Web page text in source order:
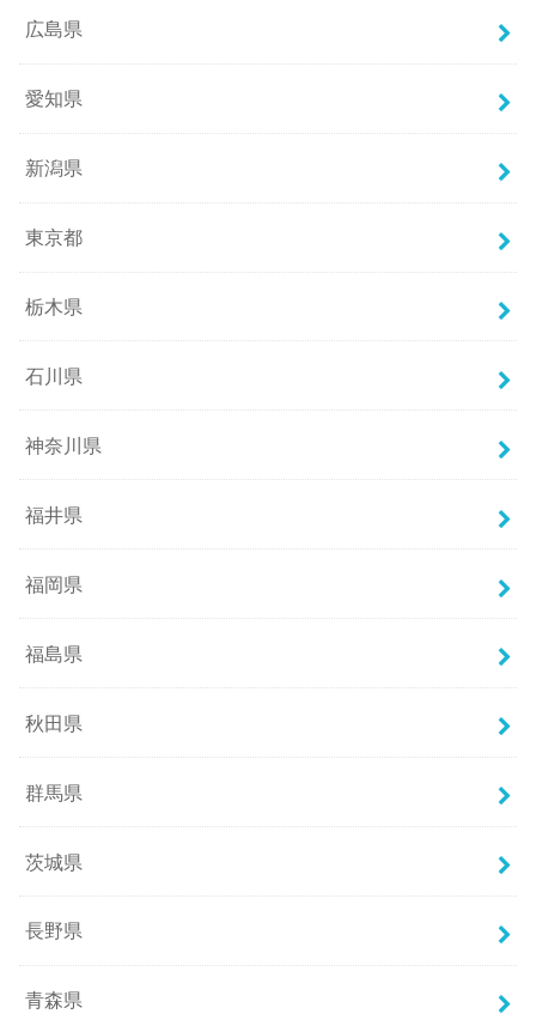
広島県
愛知県
新潟県
東京都
栃木県
石川県
神奈川県
福井県
福岡県
福島県
秋田県
群馬県
茨城県
長野県
青森県